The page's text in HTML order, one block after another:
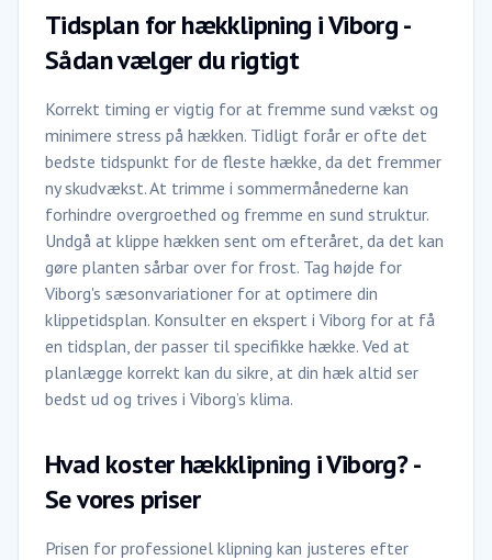
Tidsplan for hækklipning i Viborg -
Sådan vælger du rigtigt
Korrekt timing er vigtig for at fremme sund vækst og
minimere stress på hækken. Tidligt forår er ofte det
bedste tidspunkt for de fleste hække, da det fremmer
ny skudvækst. At trimme i sommermånederne kan
forhindre overgroethed og fremme en sund struktur.
Undgå at klippe hækken sent om efteråret, da det kan
gøre planten sårbar over for frost. Tag højde for
Viborg's sæsonvariationer for at optimere din
klippetidsplan. Konsulter en ekspert i Viborg for at få
en tidsplan, der passer til specifikke hække. Ved at
planlægge korrekt kan du sikre, at din hæk altid ser
bedst ud og trives i Viborg’s klima.
Hvad koster hækklipning i Viborg? -
Se vores priser
Prisen for professionel klipning kan justeres efter